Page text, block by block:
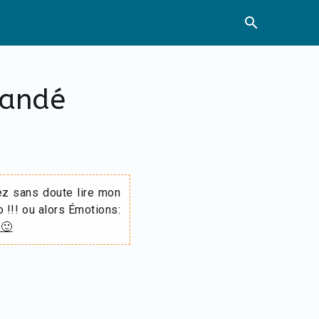
search
sans doute lire mon
!!! ou alors Émotions: